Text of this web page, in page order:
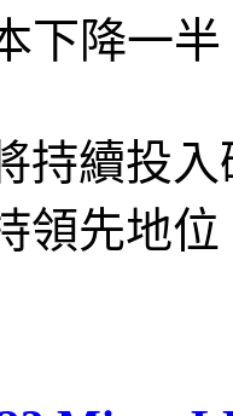
下降一
持續投
領先地